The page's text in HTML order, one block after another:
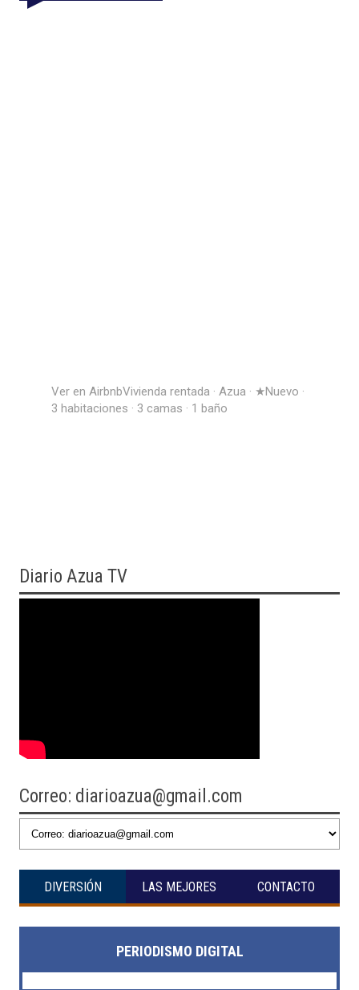
Ver en AirbnbVivienda rentada · Azua · ★Nuevo ·
3 habitaciones · 3 camas · 1 baño
Diario Azua TV
Correo: diarioazua@gmail.com
DIVERSIÓN LAS MEJORES CONTACTO
PERIODISMO DIGITAL